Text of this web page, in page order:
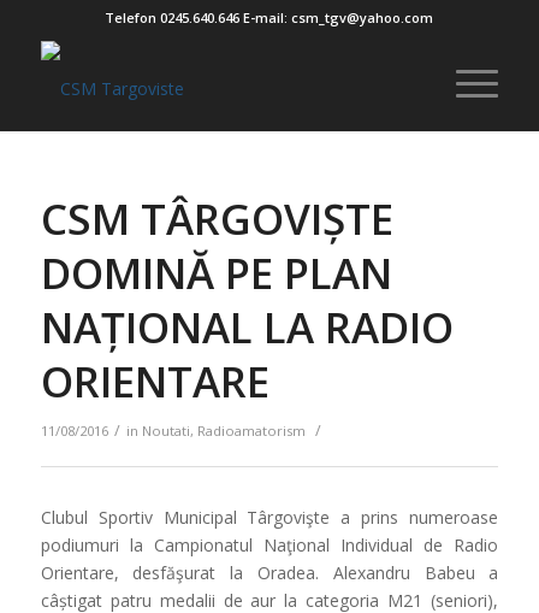
Telefon 0245.640.646 E-mail: csm_tgv@yahoo.com
CSM TÂRGOVIȘTE
DOMINĂ PE PLAN
NAȚIONAL LA RADIO
ORIENTARE
11/08/2016 / in Noutati, Radioamatorism /
Clubul Sportiv Municipal Târgovişte a prins numeroase
podiumuri la Campionatul Naţional Individual de Radio
Orientare, desfăşurat la Oradea. Alexandru Babeu a
câștigat patru medalii de aur la categoria M21 (seniori),